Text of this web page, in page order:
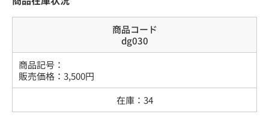
商品コード
dg030
商品記号：
販売価格： 3,500円
在庫： 34